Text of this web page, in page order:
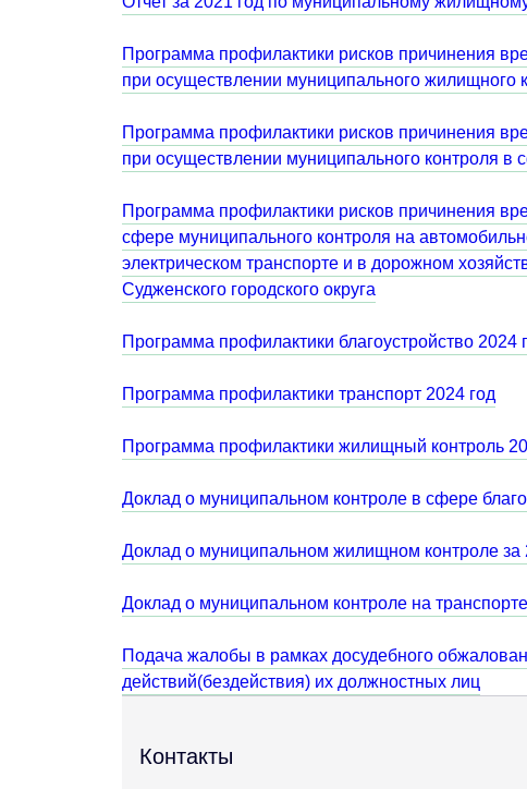
Программа профилактики рисков причинения
при осуществлении муниципального жилищного
Программа профилактики рисков причинения
при осуществлении муниципального контроля в
Программа профилактики рисков причинения
сфере муниципального контроля на
электрическом транспорте и в дорожном
Судженского городского округа
Программа профилактики благоустройство 2024
Программа профилактики транспорт 2024 год
Программа профилактики жилищный контроль
Доклад о муниципальном контроле в сфере
Доклад о муниципальном жилищном контроле за
Доклад о муниципальном контроле на
Подача жалобы в рамках досудебного
действий(бездействия) их должностных лиц
Контакты